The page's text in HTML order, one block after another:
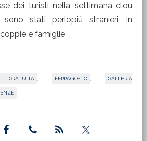
dei turisti nella settimana clou
stati perlopiù stranieri, in
e famiglie
GRATUITA FERRAGOSTO GALLERIA